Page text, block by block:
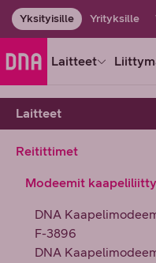
Yksityisille Yrityksille
Laitteet
Laitteet
Reitittimet
Modeemit
DNA
F-3896
DNA